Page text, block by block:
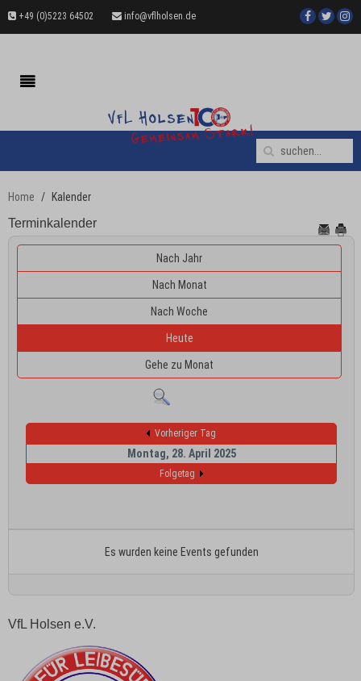
+49 (0)5223 64502 info@vflholsen.de
Home Kalender
Terminkalender
Nach Jahr
Nach Monat
Nach Woche
Heute
Gehe zu Monat
Vorheriger Tag
Montag, 28. April 2025
Folgetag
Es wurden keine Events gefunden
VfL Holsen e.V.